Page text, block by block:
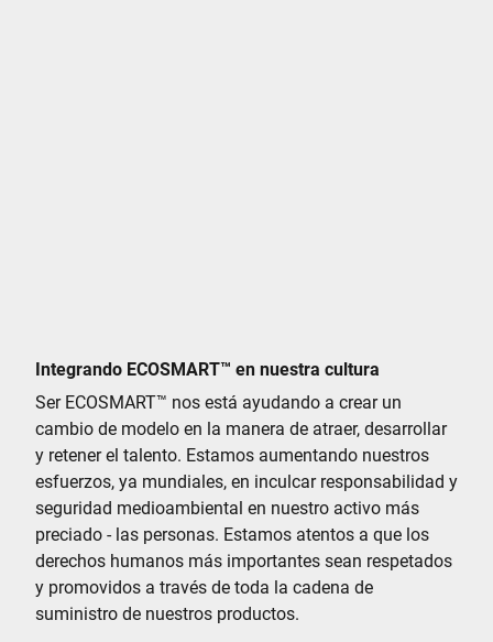
Integrando ECOSMART™ en nuestra cultura
Ser ECOSMART™ nos está ayudando a crear un
cambio de modelo en la manera de atraer, desarrollar
y retener el talento. Estamos aumentando nuestros
esfuerzos, ya mundiales, en inculcar responsabilidad y
seguridad medioambiental en nuestro activo más
preciado - las personas. Estamos atentos a que los
derechos humanos más importantes sean respetados
y promovidos a través de toda la cadena de
suministro de nuestros productos.